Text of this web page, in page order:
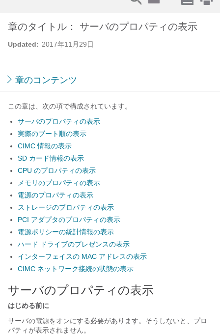
Updated: 2017年11月29日
章のタイトル： サーバのプロパティの表示
章のコンテンツ
この章は、次の項で構成されています。
サーバのプロパティの表示
実際のブート順の表示
CIMC 情報の表示
SD カード情報の表示
CPU のプロパティの表示
メモリのプロパティの表示
電源のプロパティの表示
ストレージのプロパティの表示
PCI アダプタのプロパティの表示
電源ポリシーの統計情報の表示
ハード ドライブのプレゼンスの表示
インターフェイスの MAC アドレスの表示
CIMC ネットワーク接続の状態の表示
サーバのプロパティの表示
はじめる前に
サーバの電源をオンにする必要があります。そうしないと、プロ
パティが表示されません。